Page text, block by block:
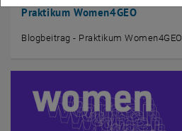
Praktikum Women4GEO
Blogbeitrag - Praktikum Women4GEO